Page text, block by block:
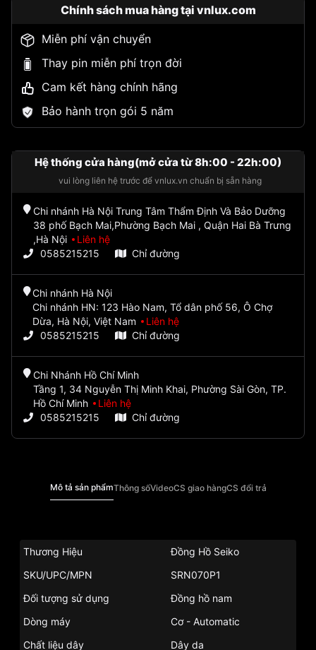
Chính sách mua hàng tại vnlux.com
Miễn phí vận chuyển
Thay pin miễn phí trọn đời
Cam kết hàng chính hãng
Bảo hành trọn gói 5 năm
Hệ thống cửa hàng(mở cửa từ 8h:00 - 22h:00)
vui lòng liên hệ trước để vnlux.vn chuẩn bị sẵn hàng
Chi nhánh Hà Nội Trung Tâm Thẩm Định Và Bảo Dưỡng
38 phố Bạch Mai,Phường Bạch Mai , Quận Hai Bà Trưng
,Hà Nội
Liên hệ
0585215215
Chỉ đường
Chi nhánh Hà Nội
Chi nhánh HN: 123 Hào Nam, Tổ dân phố 56, Ô Chợ
Dừa, Hà Nội, Việt Nam
Liên hệ
0585215215
Chỉ đường
Chi Nhánh Hồ Chí Minh
Tầng 1, 34 Nguyễn Thị Minh Khai, Phường Sài Gòn, TP.
Hồ Chí Minh
Liên hệ
0585215215
Chỉ đường
Mô tả sản phẩmThông sốVideoCS giao hàngCS đổi trả
Thương Hiệu
Đồng Hồ Seiko
SKU/UPC/MPN
SRN070P1
Đối tượng sử dụng
Đồng hồ nam
Dòng máy
Cơ - Automatic
Chất liệu dây
Dây da